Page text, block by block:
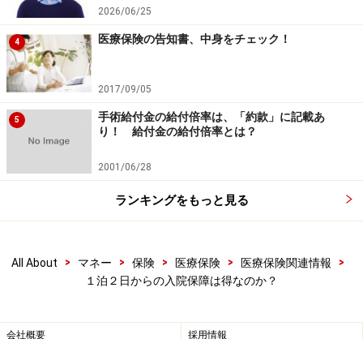
2026/06/25
4 医療保険の告知書、中身をチェック！
2017/09/05
5
手術給付金の給付倍率は、「約款」に記載あ
り！ 給付金の給付倍率とは？
2001/06/28
ランキングをもっと見る
All About > マネー > 保険 > 医療保険 > 医療保険関連情報
>
１泊２日からの入院保障は得なのか？
会社概要 採用情報